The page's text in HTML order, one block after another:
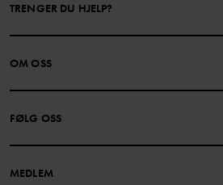
TRENGER DU HJELP?
KONTAKTE OSS
GAVEKORTSALDO KJØPSVILKÅR
PERSONVERNPOLICY
OM OSS
FØLG OSS
MEDLEM